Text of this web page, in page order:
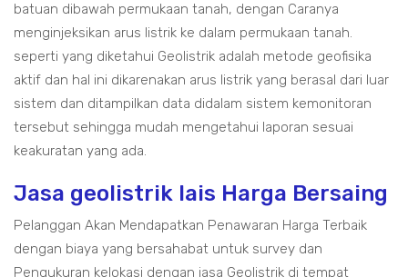
batuan dibawah permukaan tanah, dengan Caranya
menginjeksikan arus listrik ke dalam permukaan tanah.
seperti yang diketahui Geolistrik adalah metode geofisika
aktif dan hal ini dikarenakan arus listrik yang berasal dari luar
sistem dan ditampilkan data didalam sistem kemonitoran
tersebut sehingga mudah mengetahui laporan sesuai
keakuratan yang ada.
Jasa geolistrik lais Harga Bersaing
Pelanggan Akan Mendapatkan Penawaran Harga Terbaik
dengan biaya yang bersahabat untuk survey dan
Pengukuran kelokasi dengan jasa Geolistrik di tempat